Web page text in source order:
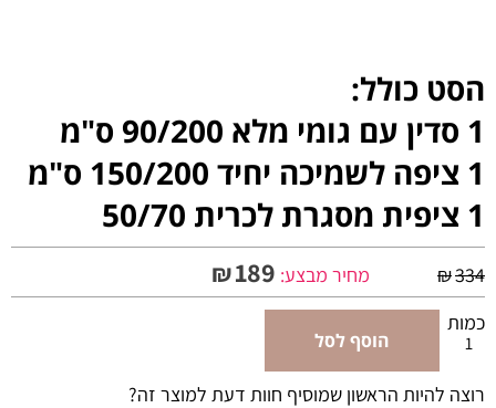
הסט כולל:
1 סדין עם גומי מלא 90/200 ס"מ
1 ציפה לשמיכה יחיד 150/200 ס"מ
1 ציפית מסגרת לכרית 50/70
₪334 מחיר מבצע: ₪189
כמות
הוסף לסל
רוצה להיות הראשון שמוסיף חוות דעת למוצר זה?